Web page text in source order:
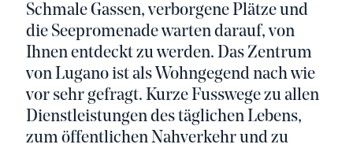
Schmale Gassen, verborgene Plätze und
die Seepromenade warten darauf, von
Ihnen entdeckt zu werden. Das Zentrum
von Lugano ist als Wohngegend nach wie
vor sehr gefragt. Kurze Fusswege zu allen
Dienstleistungen des täglichen Lebens,
zum öffentlichen Nahverkehr und zu